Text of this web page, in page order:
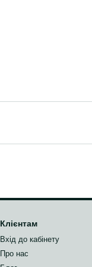
Клієнтам
Вхід до кабінету
Про нас